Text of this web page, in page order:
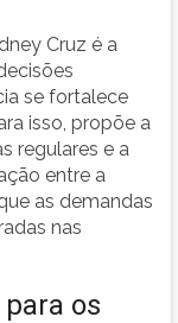
Cruz é a
se fortalece
isso, propõe a
regulares e a
entre a
as demandas
nas
os